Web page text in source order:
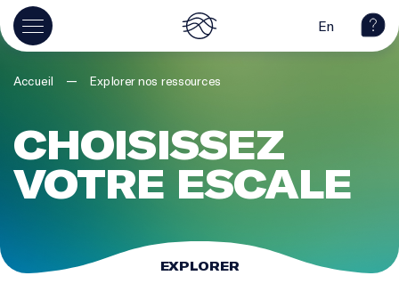
En
Accueil — Explorer nos ressources
CHOISISSEZ
VOTRE ESCALE
EXPLORER